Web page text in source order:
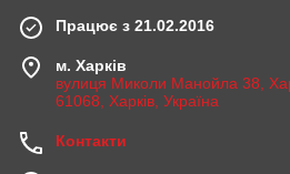
Працює з 21.02.2016
м. Харків
вулиця Миколи Манойла 38,
61068, Харків, Україна
Контакти